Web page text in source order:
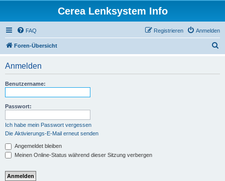
Cerea Lenksystem Info
FAQ Anmelden
Registrieren
Foren-Übersicht
Anmelden
Benutzername:
Passwort:
Ich habe mein Passwort vergessen
Die Aktivierungs-E-Mail erneut senden
Angemeldet bleiben
Meinen Online-Status während dieser Sitzung verbergen